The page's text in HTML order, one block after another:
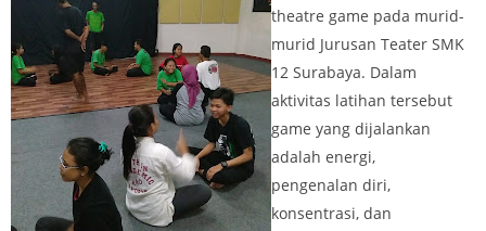
theatre game pada murid-
murid Jurusan Teater SMK
12 Surabaya. Dalam
aktivitas latihan tersebut
game yang dijalankan
adalah energi,
pengenalan diri,
konsentrasi, dan